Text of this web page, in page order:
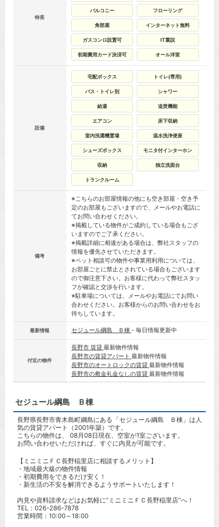
特長
バルコニー フローリング
角部屋 インターネット無料
ガスコンロ設置可 IT重説
初期費用カード決済可 オール洋室
設備
宅配ボックス トイレ(専用)
バス・トイレ別 シャワー
給湯 追焚機能
エアコン 床下収納
室内洗濯機置場 温水洗浄便座
シューズボックス モニタ付インターホン
収納 独立洗面台
トランクルーム
備考
※こちらのお部屋情報の他にも空き部屋・空き予
定のお部屋もございますので、メールやお電話に
てお問い合わせください。
※掲載している物件がご成約している場合もござ
いますのでご了承ください。
※掲載詳細に相違がある場合は、弊社スタッフの
情報を優先させていただきます。
※ペット相談可の物件や事業用利用については、
お部屋ごとに禁止とされている場合もございます
ので御注意下さい。お客様に代わって弊社スタッ
フが確認と交渉を行います。
※駐車場については、メールやお電話にてお問い
合わせください。お客様からのお問い合わせをお
待ちしています。
最新情報 セジュール綱島 Ｂ棟 - 毎日情報更新中
付近の物件
長野市 賃貸 最新物件情報
長野市の賃貸アパート 最新物件情報
長野市のオートロックの賃貸 最新物件情報
長野市の敷金礼金なしの賃貸 最新物件情報
セジュール綱島 Ｂ棟
長野県長野市青木島町綱島にある「セジュール綱島 Ｂ棟」は人
気の賃貸アパート（2001年築）です。
こちらの物件は、 08月08日現在、空室が1室ございます。
お問い合わせいただければ、すぐに内見が可能です。
【ミニミニＦＣ長野稲里店に相談するメリット】
・地域最大級の物件情報
・初期費用をできるだけ安く！
・新生活の不安を解消できるようサポートいたします！
内見や資料請求などはお気軽に”ミニミニＦＣ長野稲里店”へ！
TEL： 026-286-7878
営業時間：10:00～18:00